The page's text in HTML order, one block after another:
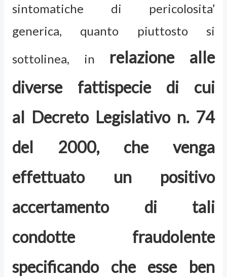
sintomatiche di pericolosita’
generica, quanto piuttosto si
sottolinea, in relazione alle
diverse fattispecie di cui
al Decreto Legislativo n. 74
del 2000, che venga
effettuato un positivo
accertamento di tali
condotte fraudolente
specificando che esse ben